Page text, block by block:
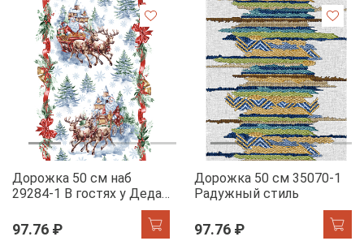
Дорожка 50 см наб
29284-1 В гостях у Деда
97.76 ₽
Дорожка 50 см 35070-1
Радужный стиль
97.76 ₽